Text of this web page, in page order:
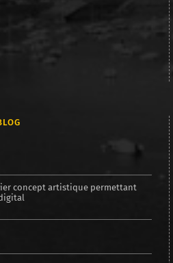
concept artistique permettant